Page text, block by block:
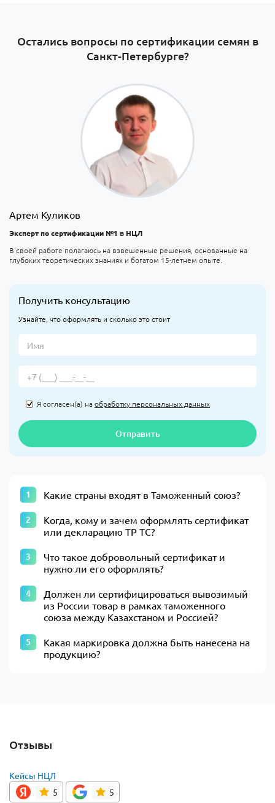
Остались вопросы по сертификации семян в
Санкт-Петербурге​?
Артем Куликов
Эксперт по сертификации №1 в НЦЛ
В своей работе полагаюсь на взвешенные решения, основанные на
глубоких теоретических знаниях и богатом 15-летнем опыте.
Получить консультацию
Узнайте, что оформлять и сколько это стоит
Я согласен(а) наобработку персональных данных
Отправить
Какие страны входят в Таможенный союз?
Когда, кому и зачем оформлять сертификат
или декларацию ТР ТС?
Что такое добровольный сертификат и
нужно ли его оформлять?
Должен ли сертифицироваться вывозимый
из России товар в рамках таможенного
союза между Казахстаном и Россией?
Какая маркировка должна быть нанесена на
продукцию?
Отзывы
Кейсы НЦЛ
5
5